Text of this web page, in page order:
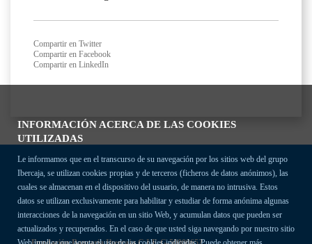
INFORMACIÓN ACERCA DE LAS COOKIES
UTILIZADAS
Le informamos que en el transcurso de su navegación por los sitios web del grupo
Ibercaja, se utilizan cookies propias y de terceros (ficheros de datos anónimos), las
cuales se almacenan en el dispositivo del usuario, de manera no intrusiva. Estos
datos se utilizan exclusivamente para habilitar y estudiar de forma anónima algunas
interacciones de la navegación en un sitio Web, y acumulan datos que pueden ser
actualizados y recuperados. En el caso de que usted siga navegando por nuestro sitio
Compartir en Twitter
Compartir en Facebook
Compartir en LinkedIn